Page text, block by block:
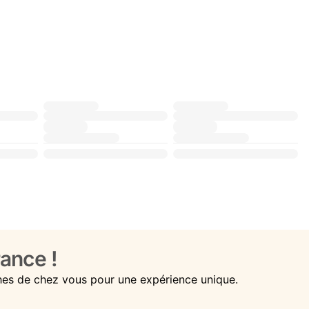
!
de chez vous pour une expérience unique.